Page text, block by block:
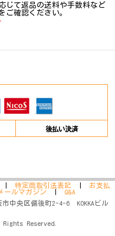
じて返品の送料や手数料など
ご確認ください。
後払い決済
特定商取引法表記
お支払
ールマガジン
Q&A
中央区備後町2-4-6 KOKKAビル
Reserved.